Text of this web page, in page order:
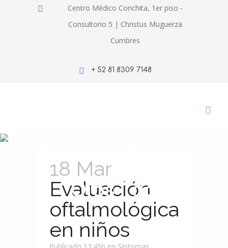
Centro Médico Conchita, 1er piso -
Consultorio 5 | Christus Muguerza
Cumbres
+ 52 81 8309 7148
Ojos Tag
18 Mar
Evaluación
oftalmológica
en niños